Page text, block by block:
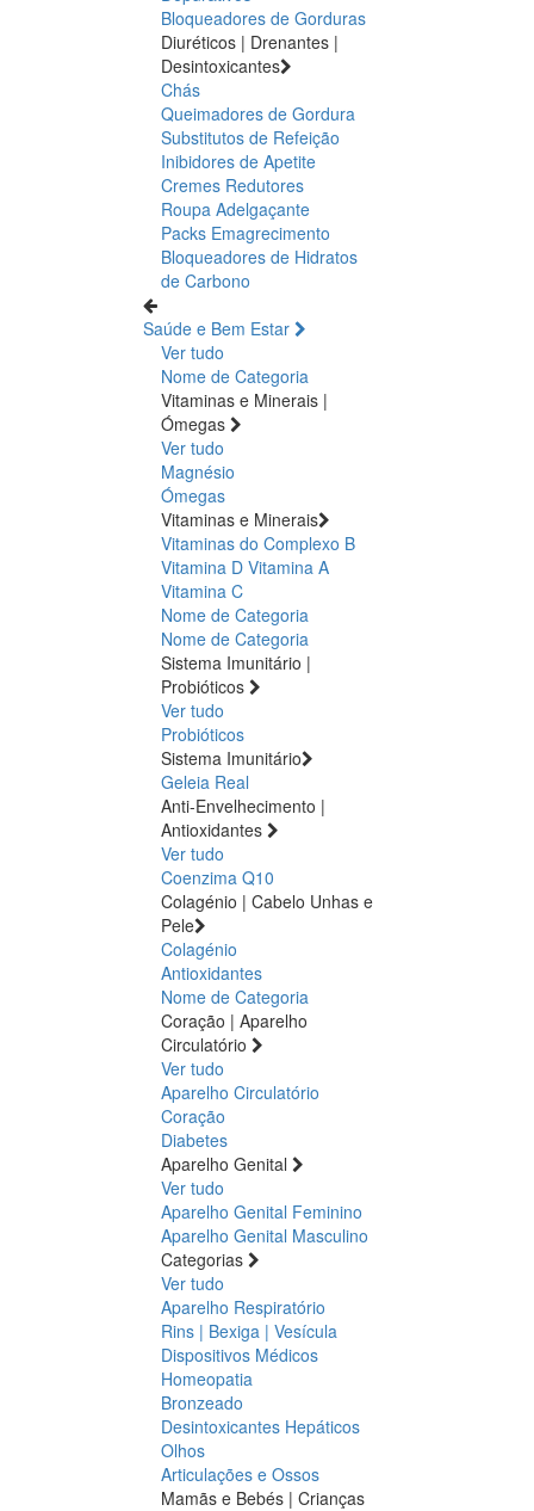
Bloqueadores de Gorduras
Diuréticos | Drenantes |
Desintoxicantes
Chás
Queimadores de Gordura
Substitutos de Refeição
Inibidores de Apetite
Cremes Redutores
Roupa Adelgaçante
Packs Emagrecimento
Bloqueadores de Hidratos
de Carbono
Saúde e Bem Estar
Ver tudo
Nome de Categoria
Vitaminas e Minerais |
Ómegas
Ver tudo
Magnésio
Ómegas
Vitaminas e Minerais
Vitaminas do Complexo B
Vitamina D Vitamina A
Vitamina C
Nome de Categoria
Nome de Categoria
Sistema Imunitário |
Probióticos
Ver tudo
Probióticos
Sistema Imunitário
Geleia Real
Anti-Envelhecimento |
Antioxidantes
Ver tudo
Coenzima Q10
Colagénio | Cabelo Unhas e
Pele
Colagénio
Antioxidantes
Nome de Categoria
Coração | Aparelho
Circulatório
Ver tudo
Aparelho Circulatório
Coração
Diabetes
Aparelho Genital
Ver tudo
Aparelho Genital Feminino
Aparelho Genital Masculino
Categorias
Ver tudo
Aparelho Respiratório
Rins | Bexiga | Vesícula
Dispositivos Médicos
Homeopatia
Bronzeado
Desintoxicantes Hepáticos
Olhos
Articulações e Ossos
Mamãs e Bebés | Crianças